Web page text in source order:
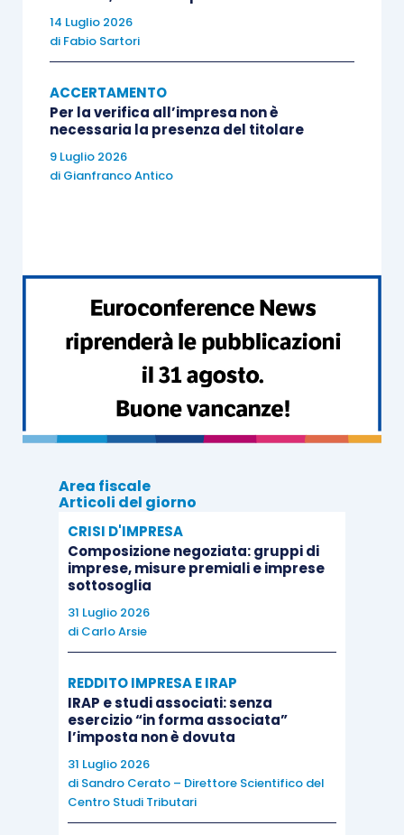
14 Luglio 2026
di Fabio Sartori
ACCERTAMENTO
Per la verifica all’impresa non è
necessaria la presenza del titolare
9 Luglio 2026
di Gianfranco Antico
Area fiscale
Articoli del giorno
CRISI D'IMPRESA
Composizione negoziata: gruppi di
imprese, misure premiali e imprese
sottosoglia
31 Luglio 2026
di Carlo Arsie
REDDITO IMPRESA E IRAP
IRAP e studi associati: senza
esercizio “in forma associata”
l’imposta non è dovuta
31 Luglio 2026
di Sandro Cerato – Direttore Scientifico del
Centro Studi Tributari